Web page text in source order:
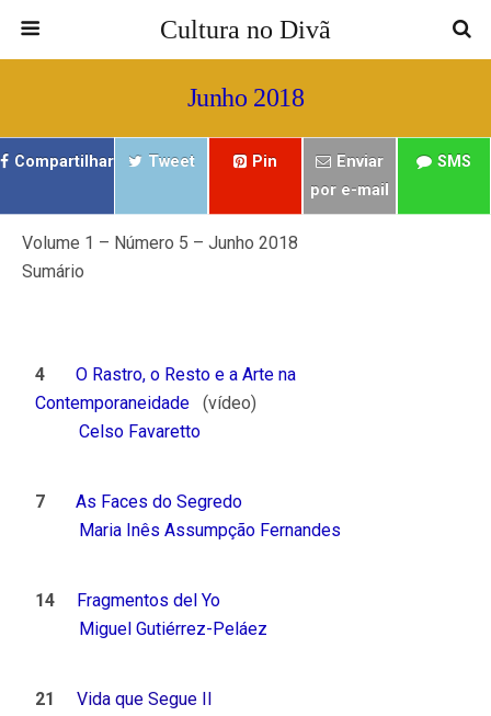
Cultura no Divã
Junho 2018
Compartilhar Tweet Pin
Enviar
por e-mail
SMS
Volume 1 – Número 5 – Junho 2018
Sumário
4
O Rastro, o Resto e a Arte na
Contemporaneidade (vídeo)
Celso Favaretto
7
As Faces do Segredo
Maria Inês Assumpção Fernandes
14
Fragmentos del Yo
Miguel Gutiérrez-Peláez
21
Vida que Segue II